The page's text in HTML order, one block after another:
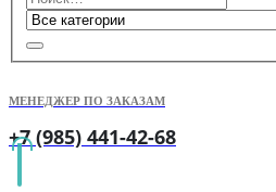
МЕНЕДЖЕР ПО ЗАКАЗАМ
+7 (985) 441-42-68